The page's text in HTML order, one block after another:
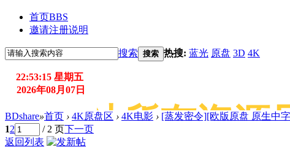
首页BBS
邀请注册说明
搜索 搜索 热搜: 蓝光 原盘 3D 4K
22:53:17 星期五
2026年08月07日
站所有资源只
BDshare»首页 › 4K原盘区 › 4K电影 › [蒸发密令][欧版原盘 原生中
12 / 2 页下一页
返回列表